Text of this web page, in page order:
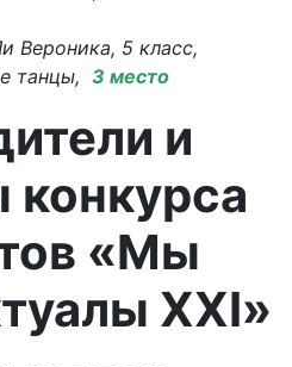
Вероника, 5 класс,
танцы, 3 место
и
конкурса
«Мы
XXI»